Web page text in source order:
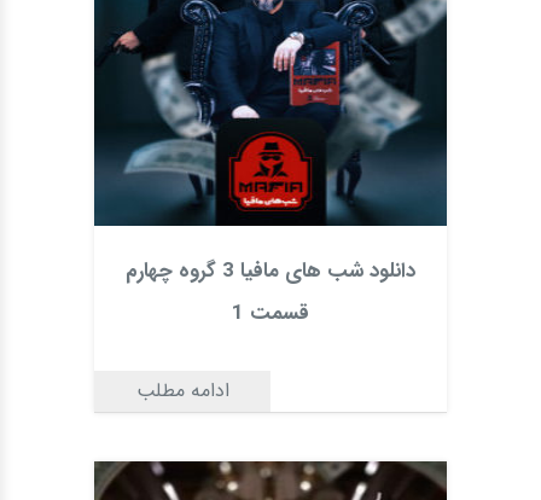
دانلود شب های مافیا 3 گروه چهارم
قسمت 1
ادامه مطلب